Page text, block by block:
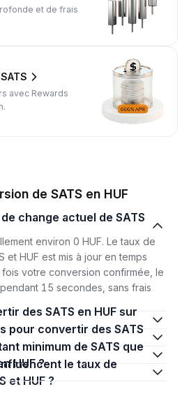
et de frais
avec Rewards
de SATS en HUF
environ 0 HUF. Le taux de
et HUF est mis à jour en temps
fois votre conversion confirmée, le
15 secondes, sans frais
HUF ?
et HUF ?